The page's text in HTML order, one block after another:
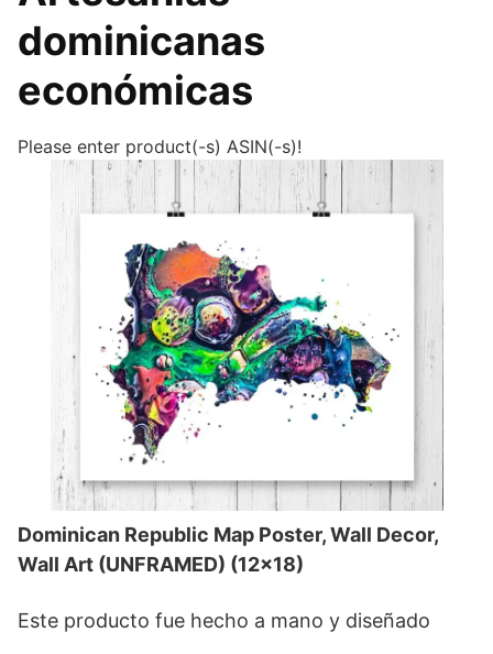
dominicanas
económicas
Please enter product(-s) ASIN(-s)!
Dominican Republic Map Poster, Wall Decor,
Wall Art (UNFRAMED) (12×18)
Este producto fue hecho a mano y diseñado